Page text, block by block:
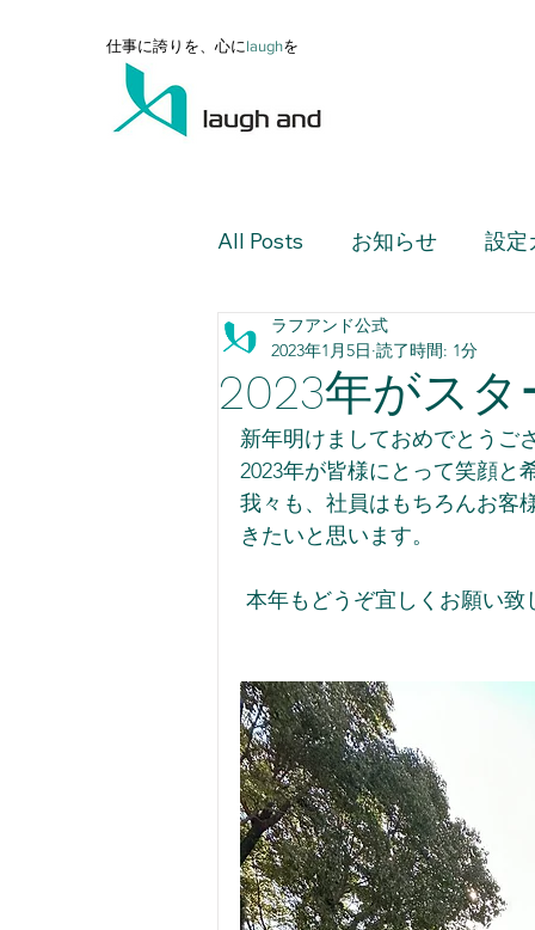
仕事に誇りを、心にlaughを
All Posts お知らせ 設定
設定ガイド（上級編）
設定ガイド（活用編）
レポート・ダッシュボード
2023年がス
ラフアンド公式
2023年1月5日 読了時間: 1分
新年明けましておめでとうご
2023年が皆様にとって笑顔
我々も、社員はもちろんお客
きたいと思います。
本年もどうぞ宜しくお願い致